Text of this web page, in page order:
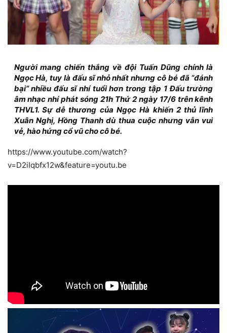
Người mang chiến thắng về đội Tuấn Dũng chính là
Ngọc Hà, tuy là đấu sĩ nhỏ nhất nhưng cô bé đã “đánh
bại” nhiều đấu sĩ nhí tuổi hơn trong tập 1 Đấu trường
âm nhạc nhí phát sóng 21h Thứ 2 ngày 17/6 trên kênh
THVL1. Sự dễ thương của Ngọc Hà khiến 2 thủ lĩnh
Xuân Nghị, Hồng Thanh dù thua cuộc nhưng vẫn vui
vẻ, hào hứng cổ vũ cho cô bé.
https://www.youtube.com/watch?
v=D2iIqbfx12w&feature=youtu.be